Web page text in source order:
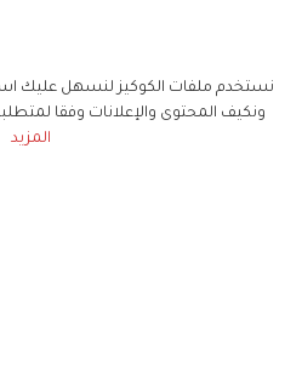
نستخدم ملفات الكوكيز لنسهل عليك
ونكيف المحتوى والإعلانات وفقا
المزيد